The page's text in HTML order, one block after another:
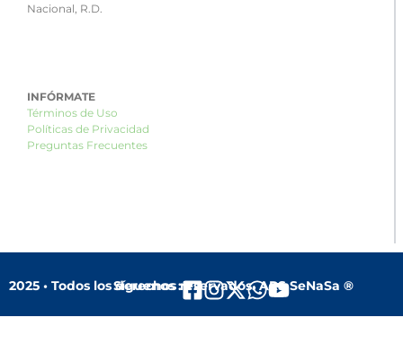
Nacional, R.D.
INFÓRMATE
Términos de Uso
Políticas de Privacidad
Preguntas Frecuentes
2025 • Todos los derechos reservados. ARS SeNaSa ®
Síguenos :